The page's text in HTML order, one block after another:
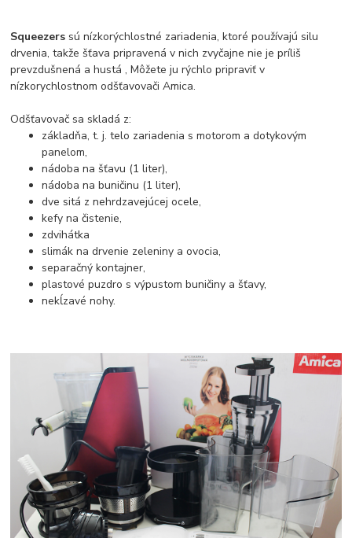
Squeezers sú nízkorýchlostné zariadenia, ktoré používajú silu
drvenia, takže šťava pripravená v nich zvyčajne nie je príliš
prevzdušnená a hustá , Môžete ju rýchlo pripraviť v
nízkorychlostnom odšťavovači Amica.
Odšťavovač sa skladá z:
základňa, t. j. telo zariadenia s motorom a dotykovým
panelom,
nádoba na šťavu (1 liter),
nádoba na buničinu (1 liter),
dve sitá z nehrdzavejúcej ocele,
kefy na čistenie,
zdvihátka
slimák na drvenie zeleniny a ovocia,
separačný kontajner,
plastové puzdro s výpustom buničiny a šťavy,
nekĺzavé nohy.